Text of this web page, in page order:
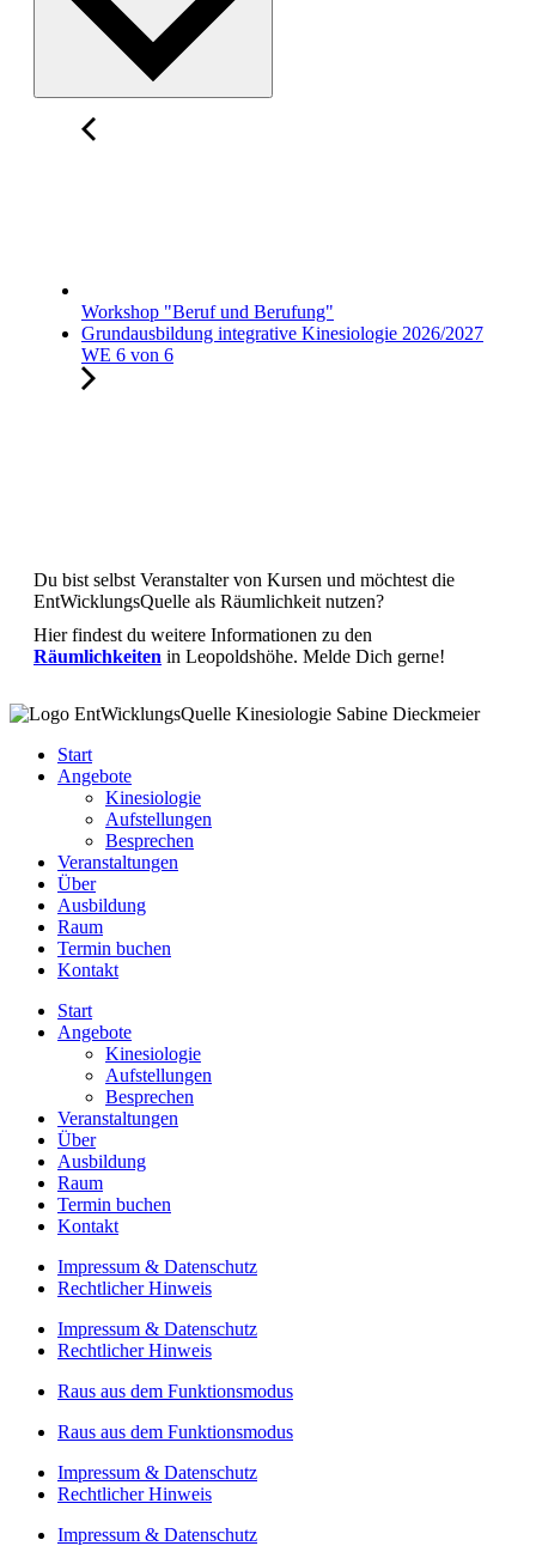
Workshop "Beruf und Berufung"
Grundausbildung integrative Kinesiologie 2026/2027
WE 6 von 6
Du bist selbst Veranstalter von Kursen und möchtest die
EntWicklungsQuelle als Räumlichkeit nutzen?
Hier findest du weitere Informationen zu den
Räumlichkeiten in Leopoldshöhe. Melde Dich gerne!
Start
Angebote
Kinesiologie
Aufstellungen
Besprechen
Veranstaltungen
Über
Ausbildung
Raum
Termin buchen
Kontakt
Start
Angebote
Kinesiologie
Aufstellungen
Besprechen
Veranstaltungen
Über
Ausbildung
Raum
Termin buchen
Kontakt
Impressum & Datenschutz
Rechtlicher Hinweis
Impressum & Datenschutz
Rechtlicher Hinweis
Raus aus dem Funktionsmodus
Raus aus dem Funktionsmodus
Impressum & Datenschutz
Rechtlicher Hinweis
Impressum & Datenschutz